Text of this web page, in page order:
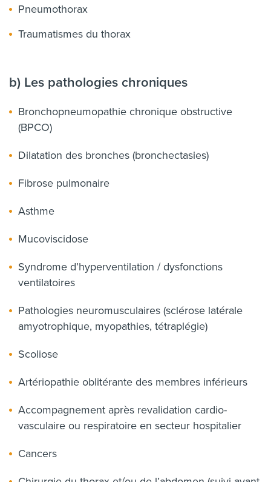
Pneumothorax
Traumatismes du thorax
b) Les pathologies chroniques
Bronchopneumopathie chronique obstructive
(BPCO)
Dilatation des bronches (bronchectasies)
Fibrose pulmonaire
Asthme
Mucoviscidose
Syndrome d’hyperventilation / dysfonctions
ventilatoires
Pathologies neuromusculaires (sclérose latérale
amyotrophique, myopathies, tétraplégie)
Scoliose
Artériopathie oblitérante des membres inférieurs
Accompagnement après revalidation cardio-
vasculaire ou respiratoire en secteur hospitalier
Cancers